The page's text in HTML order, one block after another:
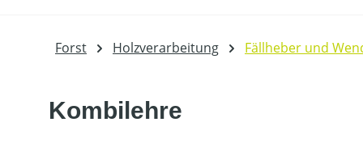
Forst Holzverarbeitung Fällheber und
Kombilehre